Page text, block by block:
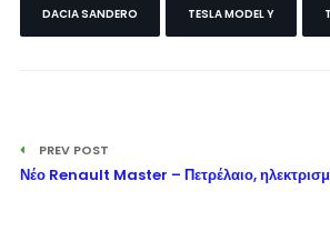
DACIA SANDERO TESLA MODEL Y
PREV POST
Νέο Renault Master – Πετρέλαιο,